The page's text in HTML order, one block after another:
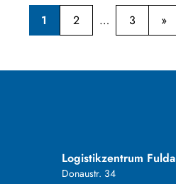
1 2 3
Logistikzentrum Fulda
Donaustr. 34